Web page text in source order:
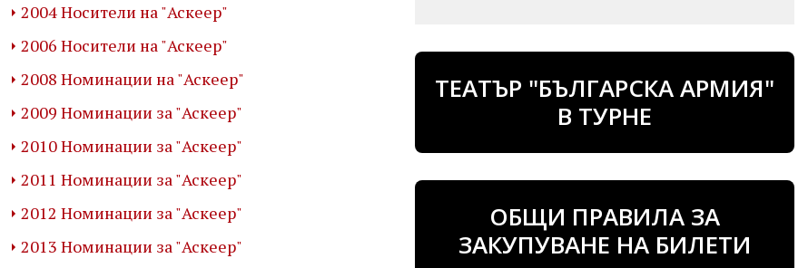
2004 Носители на "Аскеер"
2006 Носители на "Аскеер"
2008 Номинации на "Аскеер"
2009 Номинации за "Аскеер"
2010 Номинации за "Аскеер"
2011 Номинации за "Аскеер"
2012 Номинации за "Аскеер"
2013 Номинации за "Аскеер"
ТЕАТЪР "БЪЛГАРСКА АРМИЯ"
В ТУРНЕ
ОБЩИ ПРАВИЛА ЗА
ЗАКУПУВАНЕ НА БИЛЕТИ